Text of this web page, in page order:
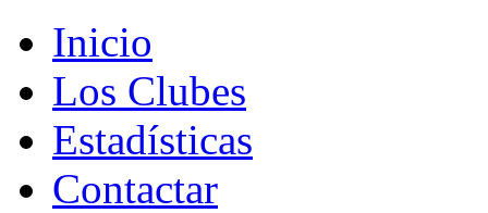
Inicio
Los Clubes
Estadísticas
Contactar